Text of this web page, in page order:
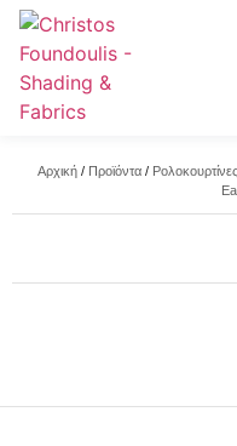
Αρχική / Προϊόντα /